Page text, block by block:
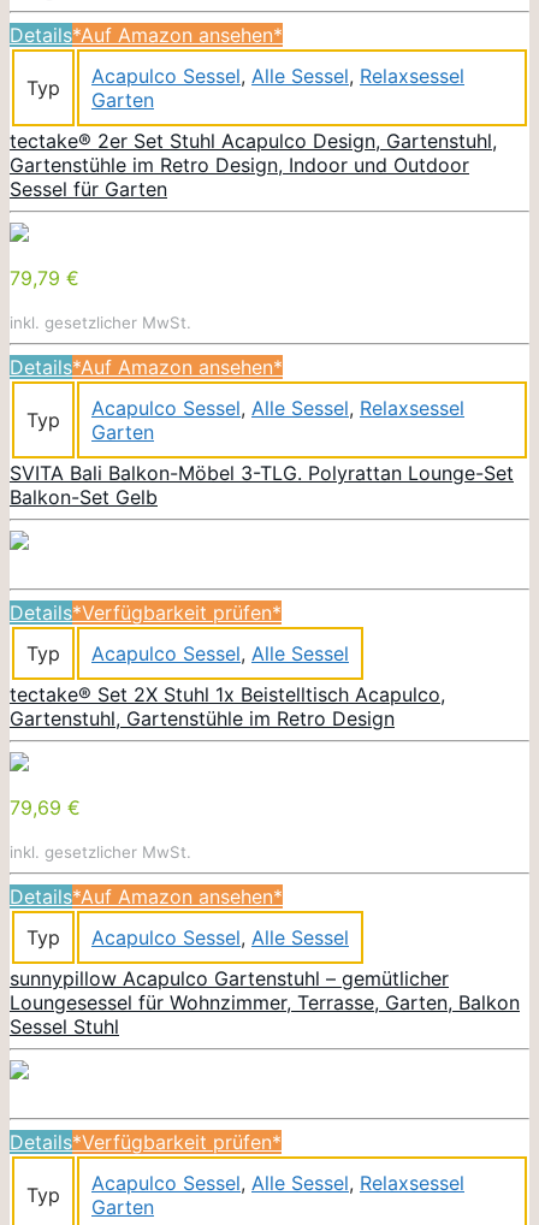
Details*Auf Amazon ansehen*
Typ Acapulco Sessel, Alle Sessel, Relaxsessel
Garten
tectake® 2er Set Stuhl Acapulco Design, Gartenstuhl,
Gartenstühle im Retro Design, Indoor und Outdoor
Sessel für Garten
79,79 €
inkl. gesetzlicher MwSt.
Details*Auf Amazon ansehen*
Typ Acapulco Sessel, Alle Sessel, Relaxsessel
Garten
SVITA Bali Balkon-Möbel 3-TLG. Polyrattan Lounge-Set
Balkon-Set Gelb
Details*Verfügbarkeit prüfen*
Typ
Acapulco Sessel, Alle Sessel
tectake® Set 2X Stuhl 1x Beistelltisch Acapulco,
Gartenstuhl, Gartenstühle im Retro Design
79,69 €
inkl. gesetzlicher MwSt.
Details*Auf Amazon ansehen*
Typ
Acapulco Sessel, Alle Sessel
sunnypillow Acapulco Gartenstuhl – gemütlicher
Loungesessel für Wohnzimmer, Terrasse, Garten, Balkon
Sessel Stuhl
Details*Verfügbarkeit prüfen*
Typ Acapulco Sessel, Alle Sessel, Relaxsessel
Garten